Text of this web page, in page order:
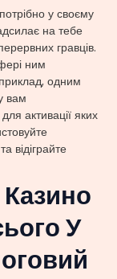
у своєму
на тебе
гравців.
ним
одним
вам
активації яких
відіграйте
У